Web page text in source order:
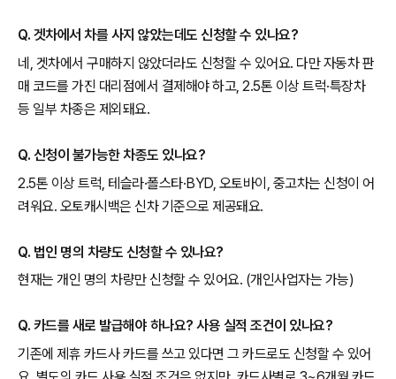
Q. 겟차에서 차를 사지 않았는데도 신청할 수 있나요?
네, 겟차에서 구매하지 않았더라도 신청할 수 있어요. 다만 자동차 판
매 코드를 가진 대리점에서 결제해야 하고, 2.5톤 이상 트럭·특장차
등 일부 차종은 제외돼요.
Q. 신청이 불가능한 차종도 있나요?
2.5톤 이상 트럭, 테슬라·폴스타·BYD, 오토바이, 중고차는 신청이 어
려워요. 오토캐시백은 신차 기준으로 제공돼요.
Q. 법인 명의 차량도 신청할 수 있나요?
현재는 개인 명의 차량만 신청할 수 있어요. (개인사업자는 가능)
Q. 카드를 새로 발급해야 하나요? 사용 실적 조건이 있나요?
기존에 제휴 카드사 카드를 쓰고 있다면 그 카드로도 신청할 수 있어